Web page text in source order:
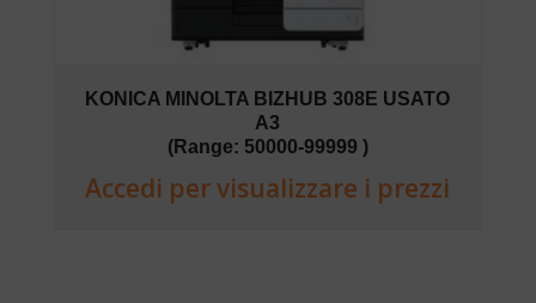
KONICA MINOLTA BIZHUB 308E USATO
A3
(Range: 50000-99999 )
Accedi per visualizzare i prezzi